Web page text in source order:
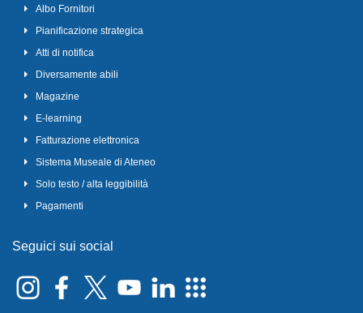
Albo Fornitori
Pianificazione strategica
Atti di notifica
Diversamente abili
Magazine
E-learning
Fatturazione elettronica
Sistema Museale di Ateneo
Solo testo / alta leggibilità
Pagamenti
Seguici sui social